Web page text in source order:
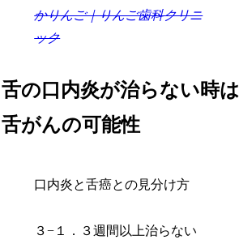
かりんご｜りんご歯科クリニ
ック
舌の口内炎が治らない時は
舌がんの可能性
口内炎と舌癌との見分け方
３−１．３週間以上治らない